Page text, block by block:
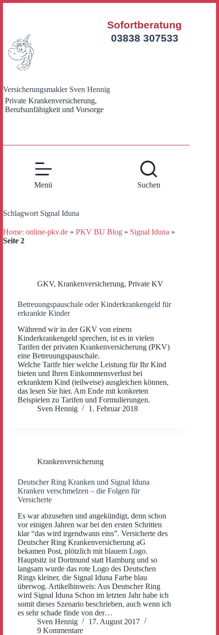
Versicherungsmakler Sven Hennig
Private Krankenversicherung,
Berufsunfähigkeit und Vorsorge
Sofortberatung
03838 307533
Menü Suchen
Schlagwort Signal Iduna
Home: online-pkv.de » PKV BU Blog » Signal Iduna »
Seite 2
GKV, Krankenversicherung, Private KV
Betreuungspauschale oder Kinderkrankengeld für
erkrankte Kinder
Während wir in der GKV von einem
Kinderkrankengeld sprechen, ist es in vielen
Tarifen der privaten Krankenversicherung (PKV)
eine Betreuungspauschale.
Welche Tarife hier welche Leistung für Ihr Kind
bieten und Ihren Einkommensverlust bei
erkranktem Kind (teilweise) ausgleichen können,
das lesen Sie hier. Am Ende mit konkreten
Beispielen zu Tarifen und Formulierungen.
Sven Hennig
1. Februar 2018
Krankenversicherung
Deutscher Ring Kranken und Signal Iduna
Kranken verschmelzen – die Folgen für
Versicherte
Es war abzusehen und angekündigt, denn schon
vor einigen Jahren war bei den ersten Schritten
klar “das wird irgendwann eins”. Versicherte des
Deutscher Ring Krankenversicherung aG
bekamen Post, plötzlich mit blauem Logo.
Hauptsitz ist Dortmund statt Hamburg und so
langsam wurde das rote Logo des Deutschen
Rings kleiner, die Signal Iduna Farbe blau
überwog. Artikelhinweis: Aus Deutscher Ring
wird Signal Iduna Schon im letzten Jahr habe ich
somit dieses Szenario beschrieben, auch wenn ich
es sehr schade finde von der…
Sven Hennig
17. August 2017
9 Kommentare